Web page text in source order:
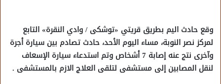
وقع حادث اليم بطريق قريتي «توشكى / وادي النقرة» التابع
لمركز نصر النوبة، مساء اليوم الأحد، حادث تصادم بين سيارة أجرة
وآخرى نتج عنه إصابة 7 أشخاص وتم استدعاء سيارة الإسعاف
لنقل المصابين إلى مستشفى لتلقى العلاج الازم بالمستشفى .